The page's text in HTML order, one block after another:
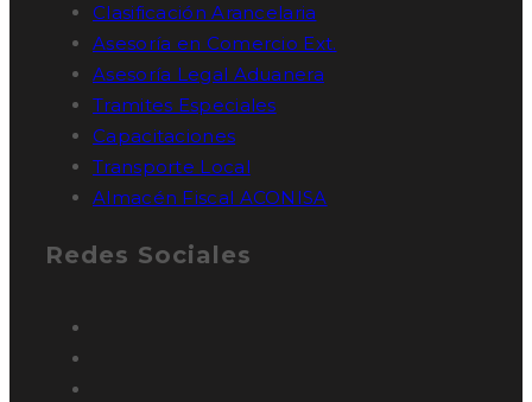
Clasificación Arancelaria
Asesoría en Comercio Ext.
Asesoría Legal Aduanera
Tramites Especiales
Capacitaciones
Transporte Local
Almacén Fiscal ACONISA
Redes Sociales